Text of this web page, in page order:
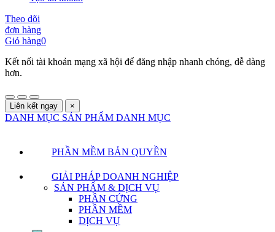
Theo dõi
đơn hàng
Giỏ hàng0
Kết nối tài khoản mạng xã hội để đăng nhập nhanh chóng, dễ dàng
hơn.
Liên kết ngay ×
DANH MỤC SẢN PHẨM DANH MỤC
PHẦN MỀM BẢN QUYỀN
GIẢI PHÁP DOANH NGHIỆP
SẢN PHẨM & DỊCH VỤ
PHẦN CỨNG
PHẦN MỀM
DỊCH VỤ